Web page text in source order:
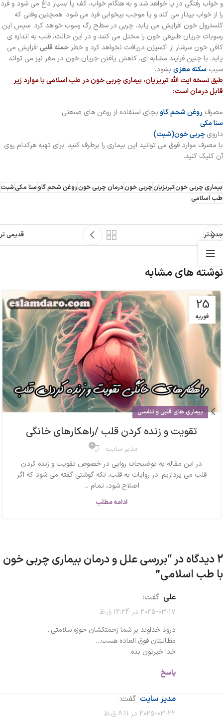
و خواب رفتگی در پا خواهد شد و به هنگام خواب، کف پا بسیار داغ می شود و فرد
را از خواب بیدار می کند و یا موجب بیخوابی فرد می شود. همچنین وقتی که
کلسترول خون افزایش می یابد، چربی در سطح رگ رسوب خواهد کرد. سپس این
رسوبات جریان طبیعی خون را مختل می کنند و در این حالت، قلب به اندازه ی
کافی خون سرشار از اکسیژن دریافت نخواهد کرد و خطر حمله قلبی افزایش می
یابد. با چنین فرایند مشابه ای، کاهش یافتن جریان خون در مغز نیز می تواند
سبب سکته مغزی بشود.
طبق نسخه آیت الله تبریزیان، بیماری چربی خون در طب اسلامی با موارد زیر
قابل درمان است:
مصرف روغن شحم گاو بجای استفاده از روغن های صنعتی
سنا مکی
دارویچربی خون(شبت)
با مصرف موارد فوق می توانید این بیماری را برطرف کنید. برای تهیه هرکدام روی
آن کلیک کنید.
بیماری چربی خونتبریزیانچربی خوندرمان چربی خونروغن شحم گاوسنا مکیشبت
طب اسلامی
جدیدتر قدیمی تر
نوشته های مشابه
25
فوریه
بیماری های قلبی و تنفسی
تقویت و زنده کردن قلب /راهکارهای خانگی
مدیر سایت 8
در این مقاله به توضیحات روایی در خصوص تقویت و زنده کردن
قلب می پردازیم. در روایات به قلب، تکه گوشتی گفته می شود که اگر
اصلاح شود، تمام ...
ادامه مطلب
2 دیدگاه در “
بررسی علل و درمان بیماری چربی خون
با طب اسلامی”
علی گفت:
2025-03-17 در 12:24 ق.ظ
درود خداوند بر شما زحمتکشان حوزه سلامتی..
مطالبتان فوق العاده هست…
خدا خیرتون بده
پاسخ
مدیر سایت گفت:
2025-03-22 در 8:11 ق.ظ